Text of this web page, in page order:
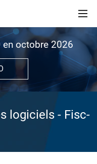
en octobre 2026
logiciels - Fisc-